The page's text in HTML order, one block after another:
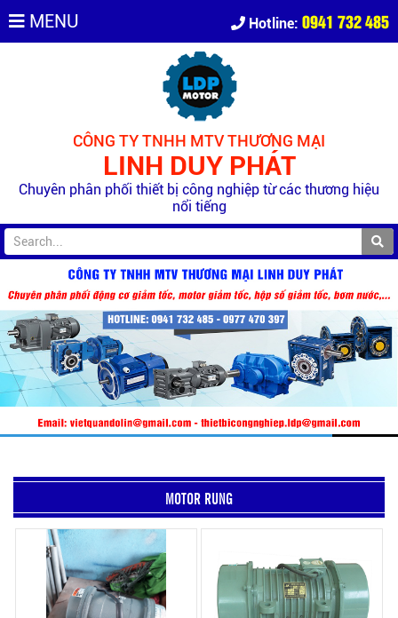
MENU Hotline: 0941 732 485
CÔNG TY TNHH MTV THƯƠNG MẠI
LINH DUY PHÁT
Chuyên phân phối thiết bị công nghiệp từ các thương hiệu
nổi tiếng
MOTOR RUNG